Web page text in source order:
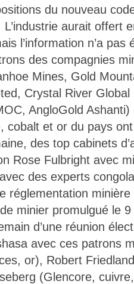
du nouveau
aurait offert
l’information n’a pas
des compagnies
Mines, Gold
Crystal River Global
AngloGold
cobalt et or du pays
des top cabinets
Rose Fulbright avec
des experts
réglementation
minier promulgué le
d’une réunion
avec ces patrons
or), Robert
(Glencore,